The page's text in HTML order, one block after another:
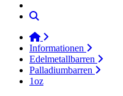
Informationen
Edelmetallbarren
Palladiumbarren
1oz